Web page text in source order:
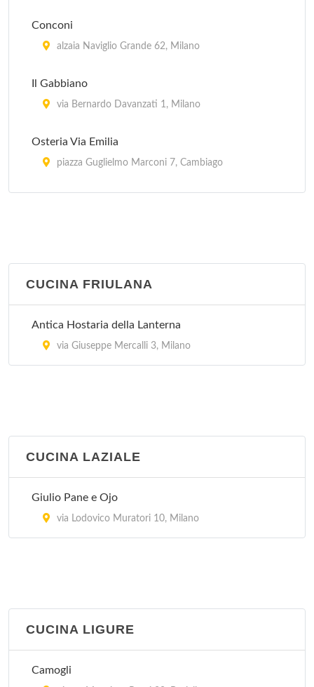
Conconi
alzaia Naviglio Grande 62, Milano
Il Gabbiano
via Bernardo Davanzati 1, Milano
Osteria Via Emilia
piazza Guglielmo Marconi 7, Cambiago
CUCINA FRIULANA
Antica Hostaria della Lanterna
via Giuseppe Mercalli 3, Milano
CUCINA LAZIALE
Giulio Pane e Ojo
via Lodovico Muratori 10, Milano
CUCINA LIGURE
Camogli